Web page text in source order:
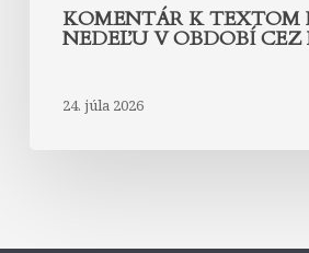
KOMENTÁR K TEXTOM
NEDEĽU V OBDOBÍ CEZ
24. júla 2026